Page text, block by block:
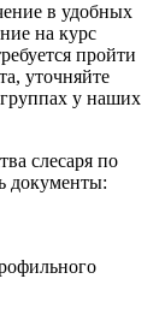
в удобных
на курс
пройти
уточняйте
у наших
слесаря по
документы: